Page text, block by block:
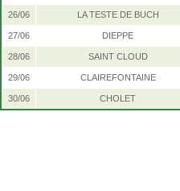
26/06 LA TESTE DE BUCH
27/06 DIEPPE
28/06 SAINT CLOUD
29/06 CLAIREFONTAINE
30/06 CHOLET